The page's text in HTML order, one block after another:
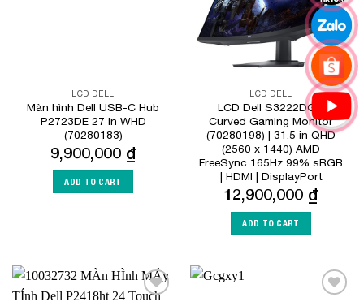
LCD DELL
Màn hình Dell USB-C Hub
P2723DE 27 in WHD
(70280183)
9,900,000 ₫
ADD TO CART
LCD DELL
LCD Dell S3222DGM
Curved Gaming Monitor
(70280198) | 31.5 in QHD
(2560 x 1440) AMD
FreeSync 165Hz 99% sRGB
| HDMI | DisplayPort
12,900,000 ₫
ADD TO CART